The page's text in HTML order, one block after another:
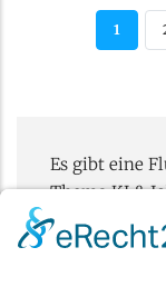
1
Es gibt eine
Thema KI &
News
erst, wenn